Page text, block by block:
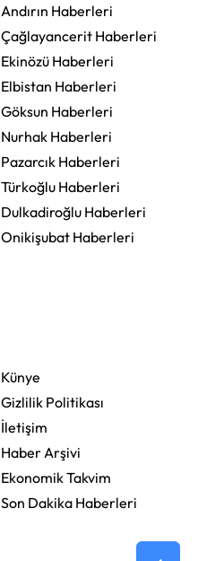
Andırın Haberleri
Çağlayancerit Haberleri
Ekinözü Haberleri
Elbistan Haberleri
Göksun Haberleri
Nurhak Haberleri
Pazarcık Haberleri
Türkoğlu Haberleri
Dulkadiroğlu Haberleri
Onikişubat Haberleri
Künye
Gizlilik Politikası
İletişim
Haber Arşivi
Ekonomik Takvim
Son Dakika Haberleri